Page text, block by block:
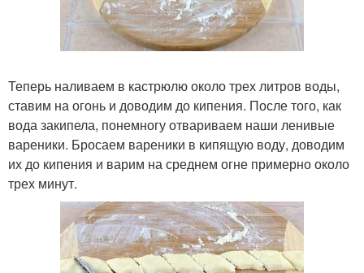
Теперь наливаем в кастрюлю около трех литров воды,
ставим на огонь и доводим до кипения. После того, как
вода закипела, понемногу отвариваем наши ленивые
вареники. Бросаем вареники в кипящую воду, доводим
их до кипения и варим на среднем огне примерно около
трех минут.